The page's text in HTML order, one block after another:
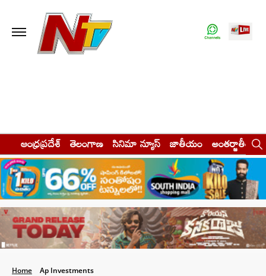
ఆంధ్రప్రదేశ్ తెలంగాణ సినిమా న్యూస్ జాతీయం అంతర్జాతీయం
Home Ap Investments